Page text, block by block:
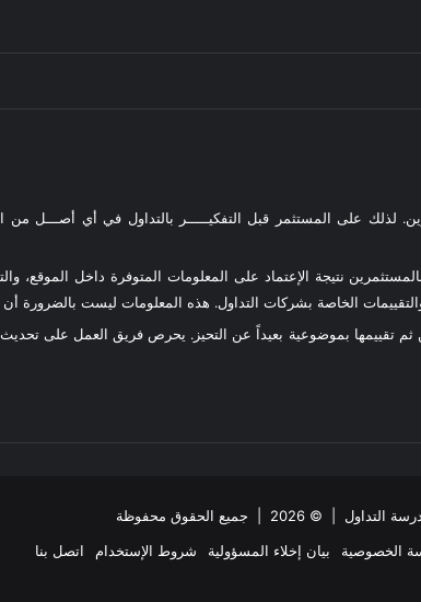
لذلك على المستثمر قبل التفكيـــــر بالتداول في أي أصـــل من
نتيجة الإعتماد على المعلومات المتوفرة داخل الموقع،
الخاصة بشركات التداول. هذه المعلومات ليست بالضرورة أن
ثم تقييمها بموضوعية بعيداً عن التحيز. يحرص فريق العمل على
التداول | © 2026 | جميع الحقوق محفوظة
الخصوصية بيان إخلاء المسؤولية شروط الإستخدام
اتصل بنا